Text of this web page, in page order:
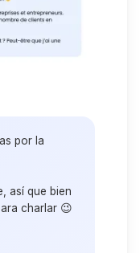
por la
así que bien
charlar 😉